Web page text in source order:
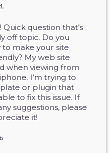
Quick question that’s
off topic. Do you
to make your site
My web site
when viewing from
I’m trying to
or plugin that
to fix this issue. If
suggestions, please
it!